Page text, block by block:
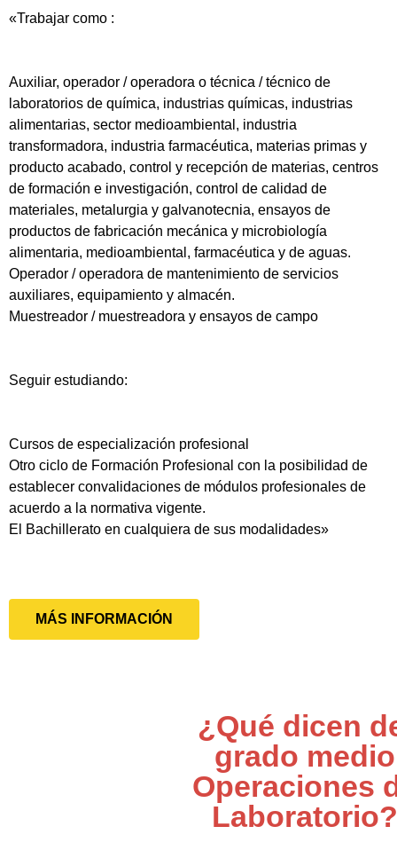
«Trabajar como :
Auxiliar, operador / operadora o técnica / técnico de
laboratorios de química, industrias químicas, industrias
alimentarias, sector medioambiental, industria
transformadora, industria farmacéutica, materias primas y
producto acabado, control y recepción de materias, centros
de formación e investigación, control de calidad de
materiales, metalurgia y galvanotecnia, ensayos de
productos de fabricación mecánica y microbiología
alimentaria, medioambiental, farmacéutica y de aguas.
Operador / operadora de mantenimiento de servicios
auxiliares, equipamiento y almacén.
Muestreador / muestreadora y ensayos de campo
Seguir estudiando:
Cursos de especialización profesional
Otro ciclo de Formación Profesional con la posibilidad de
establecer convalidaciones de módulos profesionales de
acuerdo a la normativa vigente.
El Bachillerato en cualquiera de sus modalidades»
MÁS INFORMACIÓN
¿Qué dicen
grado medio
Operaciones
Laboratorio?